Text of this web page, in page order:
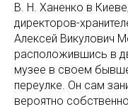
В. Н. Ханенко в
директоров-
Алексей Викулович
расположившись в
музее в своем
переулке. Он сам
вероятно